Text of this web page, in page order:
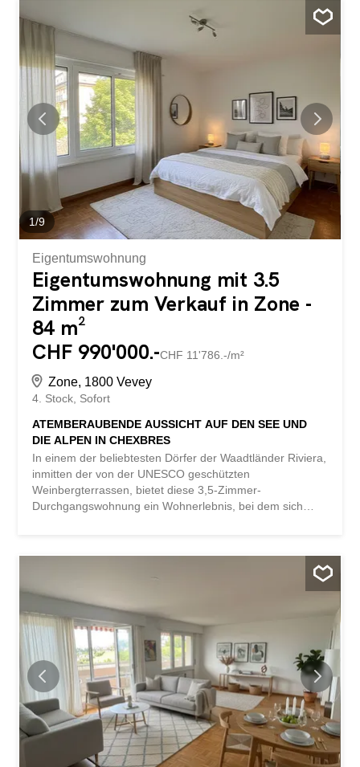
atemberaubenden Ausblick auf die Rebflächen, den
Genfer See und die Alpen. Ein herrliches Panorama, das
sich im Laufe der Jahreszeiten wandelt und dem Ort eine
einzigartige, friedliche und ausgesprochen exklusive
Atmosphäre verleiht. Mit einer Wohnfläche von über 170
m² besticht die Immobilie durch ihre großzügigen Räume,
ihre klaren Linien und ihre zeitgenössische Eleganz. Das
natürliche Licht ist allgegenwärtig und verleiht jedem
Raum eine besondere Note. Der Eingangsbereich führt
zu einer modernen, voll ausgestatteten Küche, die zum
Essbereich hin offen ist. Das Wohnzimmer mit
Kathedralendecke und seiner beeindruckenden...
1/9
Eigentumswohnung
Eigentumswohnung mit 3.5
Zimmer zum Verkauf in Zone -
84 m²
CHF 990'000.-CHF 11'786.-/m²
Zone, 1800 Vevey
4. Stock Sofort
ATEMBERAUBENDE AUSSICHT AUF DEN SEE UND
DIE ALPEN IN CHEXBRES
In einem der beliebtesten Dörfer der Waadtländer Riviera,
inmitten der von der UNESCO geschützten
Weinbergterrassen, bietet diese 3,5-Zimmer-
Durchgangswohnung ein Wohnerlebnis, bei dem sich
perfekt gepflegten Wohnanlage und bietet einen
atemberaubend sanften Ausblick auf den alten Ortskern
Adresse, eine außergewöhnliche Lage Der Chemin de
Fleur-de-Lys macht seinem Namen alle Ehre: eine
elegante Wohnatmosphäre, nur wenige Schritte vom
Dorfzentrum entfernt. Hier lässt sich alles zu Fuß
erledigen – Geschäfte, Schulen, Schwimmbad, öffentliche
Verkehrsmittel –, ohne dabei auf wertvolle Privatsphäre
verzichten zu müssen. Die Südwestausrichtung sorgt für
durchgehende Sonneneinstrahlung, vom goldenen
Sonnenaufgang über den Alpen bis zur
Abenddämmerung, die den Genfer See in ein feuriges
Licht taucht. Lichtdurchflutete...